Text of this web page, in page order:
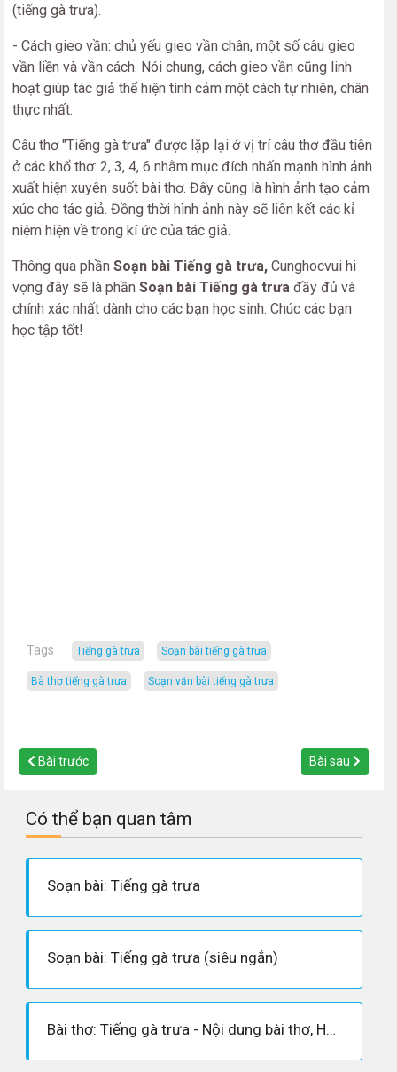
(tiếng gà trưa).
- Cách gieo vần: chủ yếu gieo vần chân, một số câu gieo
vần liền và vần cách. Nói chung, cách gieo vần cũng linh
hoạt giúp tác giả thể hiện tình cảm một cách tự nhiên, chân
thực nhất.
Câu thơ "Tiếng gà trưa" được lặp lại ở vị trí câu thơ đầu tiên
ở các khổ thơ: 2, 3, 4, 6 nhằm mục đích nhấn mạnh hình ảnh
xuất hiện xuyên suốt bài thơ. Đây cũng là hình ảnh tạo cảm
xúc cho tác giả. Đồng thời hình ảnh này sẽ liên kết các kỉ
niệm hiện về trong kí ức của tác giả.
Thông qua phần Soạn bài Tiếng gà trưa, Cunghocvui hi
vọng đây sẽ là phần Soạn bài Tiếng gà trưa đầy đủ và
chính xác nhất dành cho các bạn học sinh. Chúc các bạn
học tập tốt!
Tags tiếng gà trưa soạn bài tiếng gà trưa
bà thơ tiếng gà trưa soạn văn bài tiếng gà trưa
Bài trước Bài sau
Có thể bạn quan tâm
Soạn bài: Tiếng gà trưa
Soạn bài: Tiếng gà trưa (siêu ngắn)
Bài thơ: Tiếng gà trưa - Nội dung bài thơ, Hoàn cảnh sáng tác, Dàn ý phân tích tác phẩm